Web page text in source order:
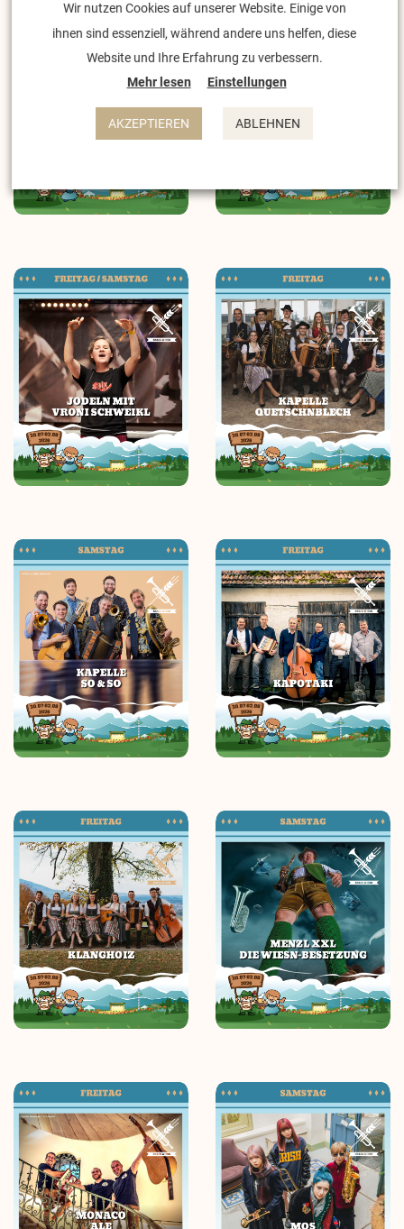
Wir nutzen Cookies auf unserer Website. Einige von
ihnen sind essenziell, während andere uns helfen, diese
Website und Ihre Erfahrung zu verbessern.
Mehr lesen
Einstellungen
AKZEPTIEREN ABLEHNEN